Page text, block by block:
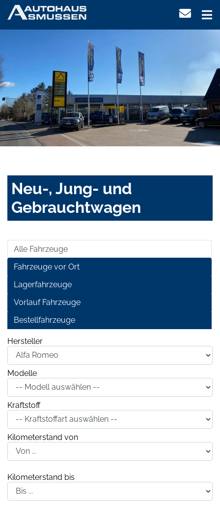
Neu-, Jung- und
Gebrauchtwagen
Alle Fahrzeuge
Fahrzeuge vor Ort
Lagerfahrzeuge
Vorlauf Fahrzeuge
Bestellfahrzeuge
Hersteller
Modelle
Kraftstoff
Kilometerstand von
Kilometerstand bis